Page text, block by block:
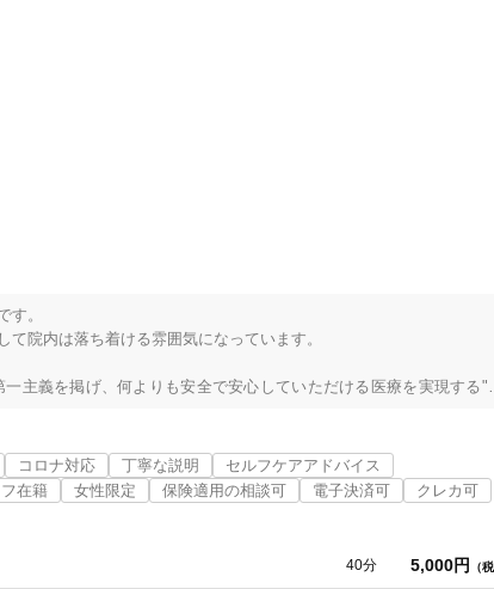
4 件 検索結果を見る
す。
院内は落ち着ける雰囲気になっています。
主義を掲げ、何よりも安全で安心していただける医療を実現する"
先制となっております。ご予約は当日でも構いません、お気軽にお
応できるように体制を整えております。
う緊急連絡先から対応いたします。
コロナ対応 丁寧な説明
セルフケアアドバイス
在籍 女性限定 保険適用の相談可 電子決済可
クレカ可
40分 5,000円 （